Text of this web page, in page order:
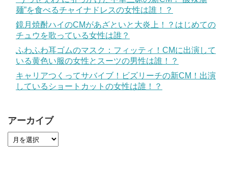
麺”を食べるチャイナドレスの女性は誰！？
鏡月焼酎ハイのCMがあざといと大炎上！？はじめての
チュウを歌っている女性は誰？
ふわふわ耳ゴムのマスク：フィッティ！CMに出演して
いる黄色い服の女性とスーツの男性は誰！？
キャリアつくってサバイブ！ビズリーチの新CM！出演
しているショートカットの女性は誰！？
アーカイブ